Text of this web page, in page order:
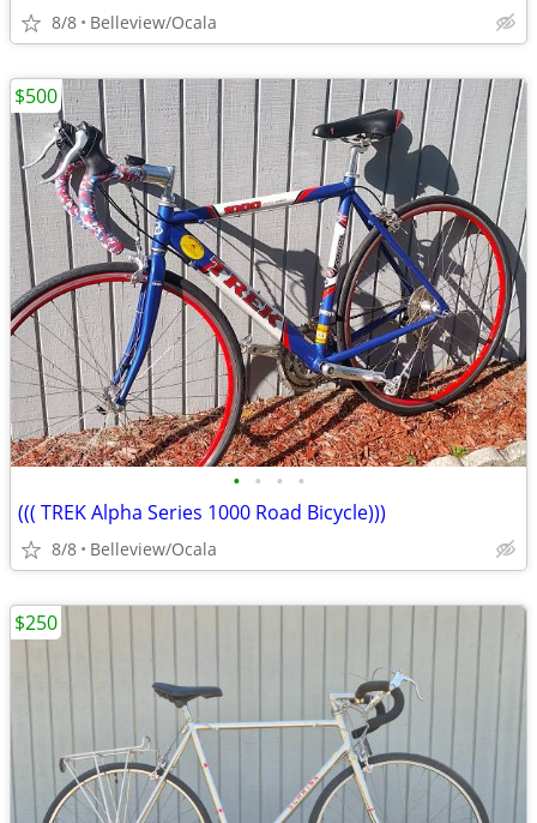
8/8 Belleview/Ocala
• • • •
((( TREK Alpha Series 1000 Road Bicycle)))
8/8 Belleview/Ocala
$500
$250